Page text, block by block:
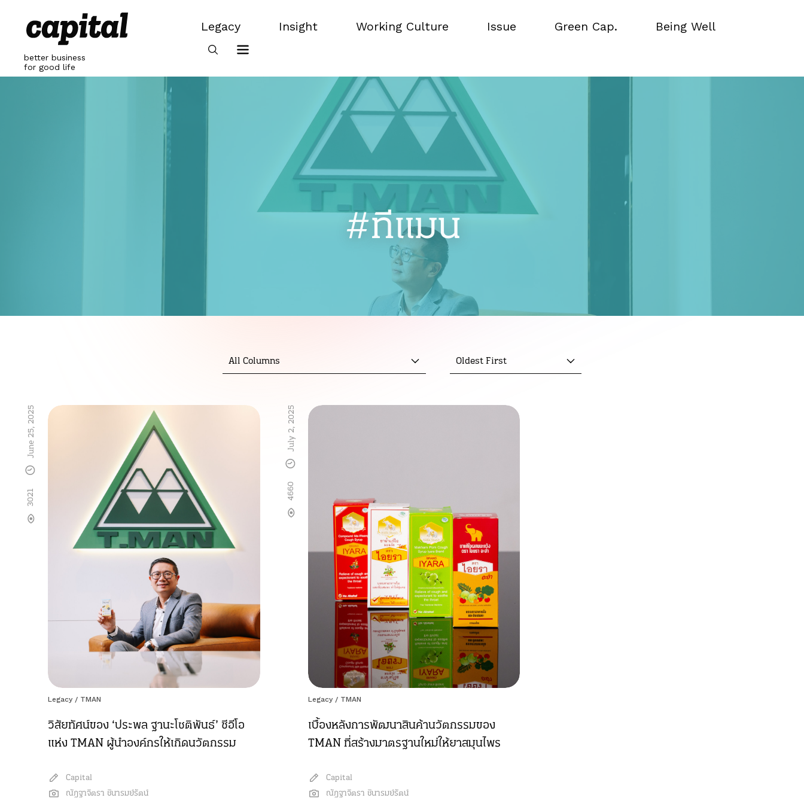
content
better business
for good life
Legacy
Legacy
Insight
Working Culture
Issue
Green Cap.
Being Well
#ทีแมน
All Columns Oldest First
Legacy / TMAN
วิสัยทัศน์ของ ‘ประพล ฐานะโชติพันธ์’ ซีอีโอ
แห่ง TMAN ผู้นำองค์กรให้เกิดนวัตกรรม
Capital
ณัฎฐาจิตรา ชินารมย์รัตน์
3021
June 25, 2025
Legacy/ TMAN
เบื้องหลังการพัฒนาสินค้านวัตกรรมของ
TMAN ที่สร้างมาตรฐานใหม่ให้ยาสมุนไพร
Capital
ณัฎฐาจิตรา ชินารมย์รัตน์
4660
July 2, 2025